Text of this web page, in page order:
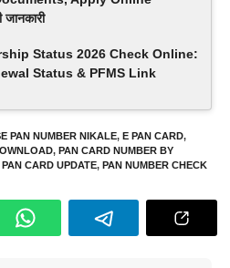
Status 2026 Check Online:
Status & PFMS Link
PAN NUMBER NIKALE, E PAN CARD,
, PAN CARD NUMBER BY
PAN CARD UPDATE, PAN NUMBER CHECK